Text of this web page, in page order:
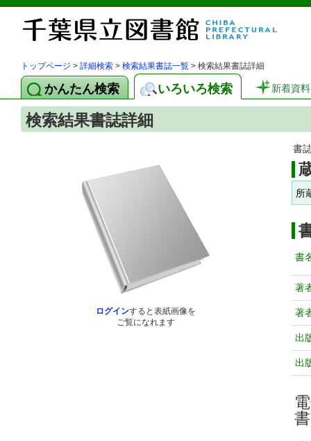
トップページ > 詳細検索 > 検索結果書誌一覧 > 検索結果書誌詳細
かんたん検索 いろいろ検索 新着資料
検索結果書誌詳細
ログインすると表紙画像を
ご覧になれます
書
所
書
著
著
出
出